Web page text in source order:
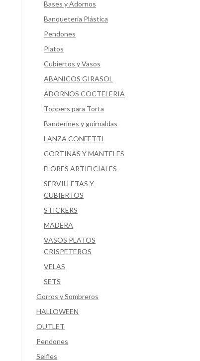
Bases y Adornos
Banqueteria Plástica
Pendones
Platos
Cubiertos y Vasos
ABANICOS GIRASOL
ADORNOS COCTELERIA
Toppers para Torta
Banderines y guirnaldas
LANZA CONFETTI
CORTINAS Y MANTELES
FLORES ARTIFICIALES
SERVILLETAS Y
CUBIERTOS
STICKERS
MADERA
VASOS PLATOS
CRISPETEROS
VELAS
SETS
Gorros y Sombreros
HALLOWEEN
OUTLET
Pendones
Selfies